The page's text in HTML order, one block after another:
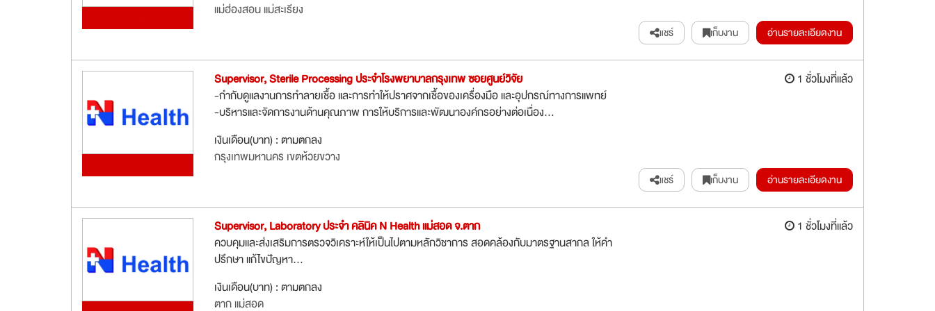
แม่ฮ่องสอน แม่สะเรียง
แชร์ เก็บงาน อ่านรายละเอียดงาน
Supervisor, Sterile Processing ประจำโรงพยาบาลกรุงเทพ ซอยศูนย์วิจัย
-กำกับดูแลงานการทำลายเชื้อ และการทำให้ปราศจากเชื้อของเครื่องมือ และอุปกรณ์ทางการแพทย์
-บริหารและจัดการงานด้านคุณภาพ การให้บริการและพัฒนาองค์กรอย่างต่อเนื่อง...
เงินเดือน(บาท) : ตามตกลง
กรุงเทพมหานคร เขตห้วยขวาง
1 ชั่วโมงที่แล้ว
แชร์ เก็บงาน อ่านรายละเอียดงาน
Supervisor, Laboratory ประจำ คลินิค N Health แม่สอด จ.ตาก
ควบคุมและส่งเสริมการตรวจวิเคราะห์ให้เป็นไปตามหลักวิชาการ สอดคล้องกับมาตรฐานสากล ให้คำ
ปรึกษา แก้ไขปัญหา...
เงินเดือน(บาท) : ตามตกลง
ตาก แม่สอด
1 ชั่วโมงที่แล้ว